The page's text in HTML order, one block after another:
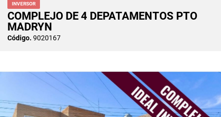
INVERSOR
COMPLEJO DE 4 DEPATAMENTOS PTO
MADRYN
Código. 9020167